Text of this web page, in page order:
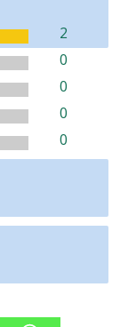
2
0
0
0
0